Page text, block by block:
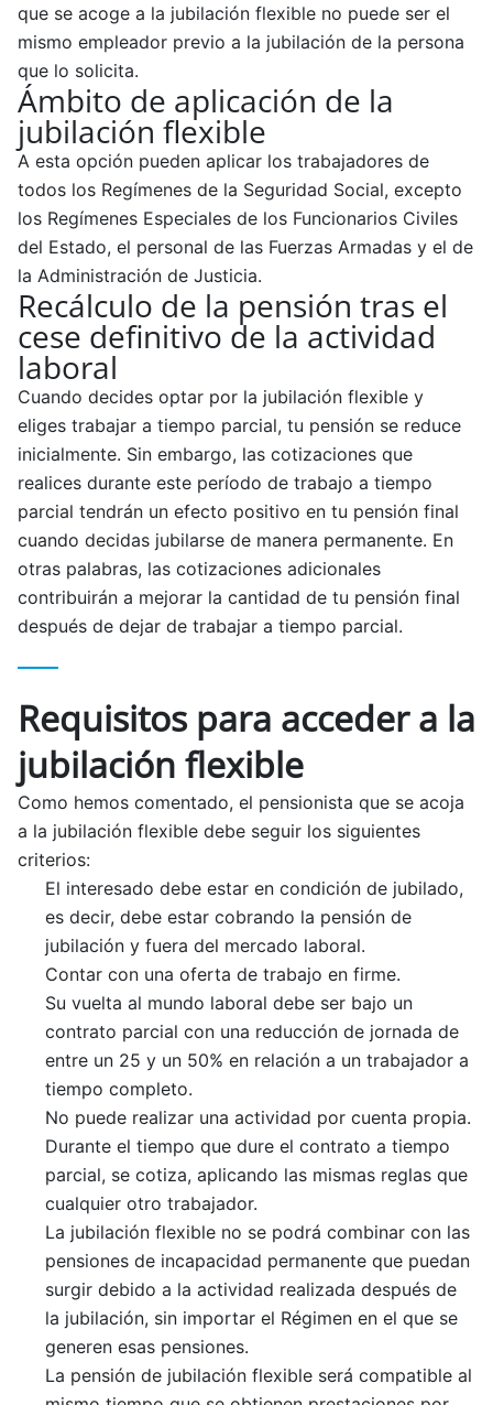
que se acoge a la jubilación flexible no puede ser el
mismo empleador previo a la jubilación de la persona
que lo solicita.
Ámbito de aplicación de la
jubilación flexible
A esta opción pueden aplicar los trabajadores de
todos los Regímenes de la Seguridad Social, excepto
los Regímenes Especiales de los Funcionarios Civiles
del Estado, el personal de las Fuerzas Armadas y el de
la Administración de Justicia.
Recálculo de la pensión tras el
cese definitivo de la actividad
laboral
Cuando decides optar por la jubilación flexible y
eliges trabajar a tiempo parcial, tu pensión se reduce
inicialmente. Sin embargo, las cotizaciones que
realices durante este período de trabajo a tiempo
parcial tendrán un efecto positivo en tu pensión final
cuando decidas jubilarse de manera permanente. En
otras palabras, las cotizaciones adicionales
contribuirán a mejorar la cantidad de tu pensión final
después de dejar de trabajar a tiempo parcial.
Requisitos para acceder a la
jubilación flexible
Como hemos comentado, el pensionista que se acoja
a la jubilación flexible debe seguir los siguientes
criterios:
El interesado debe estar en condición de jubilado,
es decir, debe estar cobrando la pensión de
jubilación y fuera del mercado laboral.
Contar con una oferta de trabajo en firme.
Su vuelta al mundo laboral debe ser bajo un
contrato parcial con una reducción de jornada de
entre un 25 y un 50% en relación a un trabajador a
tiempo completo.
No puede realizar una actividad por cuenta propia.
Durante el tiempo que dure el contrato a tiempo
parcial, se cotiza, aplicando las mismas reglas que
cualquier otro trabajador.
La jubilación flexible no se podrá combinar con las
pensiones de incapacidad permanente que puedan
surgir debido a la actividad realizada después de
la jubilación, sin importar el Régimen en el que se
generen esas pensiones.
La pensión de jubilación flexible será compatible al